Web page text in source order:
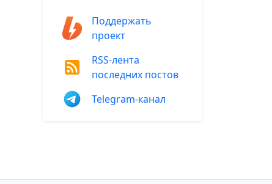
Поддержать
проект
RSS-лента
последних постов
Telegram-канал